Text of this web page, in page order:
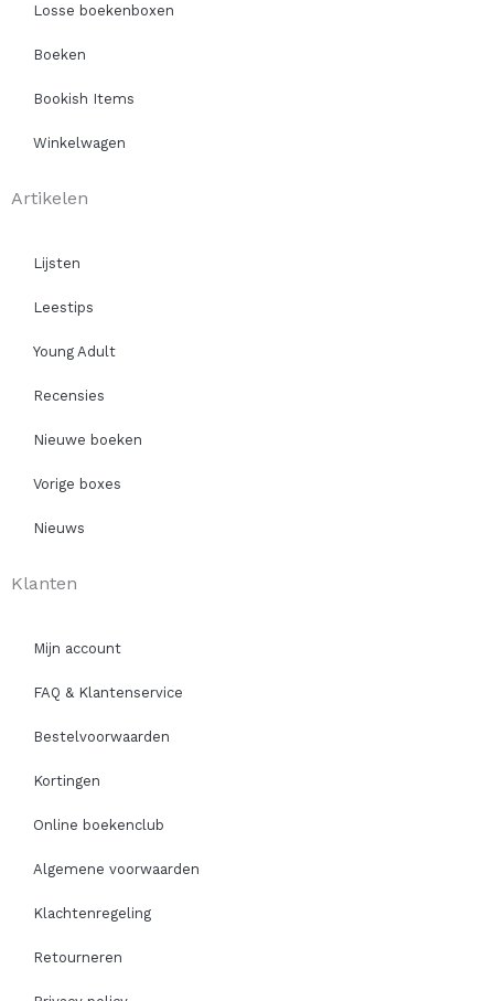
Losse boekenboxen
Boeken
Bookish Items
Winkelwagen
Artikelen
Lijsten
Leestips
Young Adult
Recensies
Nieuwe boeken
Vorige boxes
Nieuws
Klanten
Mijn account
FAQ & Klantenservice
Bestelvoorwaarden
Kortingen
Online boekenclub
Algemene voorwaarden
Klachtenregeling
Retourneren